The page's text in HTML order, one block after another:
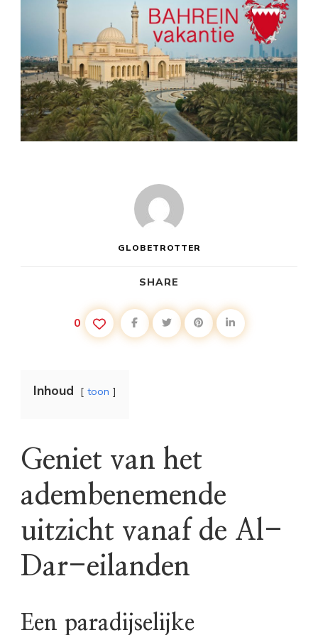
GLOBETROTTER
SHARE
0
Inhoud toon
Geniet van het
adembenemende
uitzicht vanaf de Al-
Dar-eilanden
Een paradijselijke